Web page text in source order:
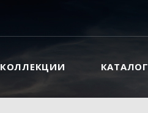
КОЛЛЕКЦИИ КАТАЛОГ